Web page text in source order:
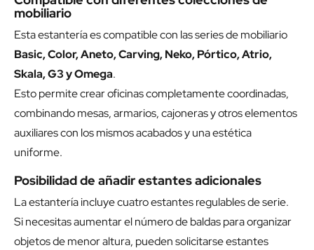
mobiliario
Esta estantería es compatible con las series de mobiliario
Basic, Color, Aneto, Carving, Neko, Pórtico, Atrio,
Skala, G3 y Omega.
Esto permite crear oficinas completamente coordinadas,
combinando mesas, armarios, cajoneras y otros elementos
auxiliares con los mismos acabados y una estética
uniforme.
Posibilidad de añadir estantes adicionales
La estantería incluye cuatro estantes regulables de serie.
Si necesitas aumentar el número de baldas para organizar
objetos de menor altura, pueden solicitarse estantes